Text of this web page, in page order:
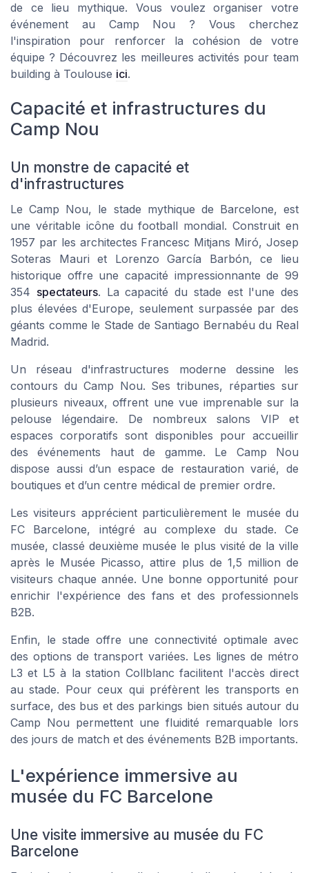
de ce lieu mythique. Vous voulez organiser votre
événement au Camp Nou ? Vous cherchez
l'inspiration pour renforcer la cohésion de votre
équipe ? Découvrez les meilleures activités pour team
building à Toulouse ici.
Capacité et infrastructures du
Camp Nou
Un monstre de capacité et
d'infrastructures
Le Camp Nou, le stade mythique de Barcelone, est
une véritable icône du football mondial. Construit en
1957 par les architectes Francesc Mitjans Miró, Josep
Soteras Mauri et Lorenzo García Barbón, ce lieu
historique offre une capacité impressionnante de 99
354 spectateurs. La capacité du stade est l'une des
plus élevées d'Europe, seulement surpassée par des
géants comme le Stade de Santiago Bernabéu du Real
Madrid.
Un réseau d'infrastructures moderne dessine les
contours du Camp Nou. Ses tribunes, réparties sur
plusieurs niveaux, offrent une vue imprenable sur la
pelouse légendaire. De nombreux salons VIP et
espaces corporatifs sont disponibles pour accueillir
des événements haut de gamme. Le Camp Nou
dispose aussi d’un espace de restauration varié, de
boutiques et d’un centre médical de premier ordre.
Les visiteurs apprécient particulièrement le musée du
FC Barcelone, intégré au complexe du stade. Ce
musée, classé deuxième musée le plus visité de la ville
après le Musée Picasso, attire plus de 1,5 million de
visiteurs chaque année. Une bonne opportunité pour
enrichir l'expérience des fans et des professionnels
B2B.
Enfin, le stade offre une connectivité optimale avec
des options de transport variées. Les lignes de métro
L3 et L5 à la station Collblanc facilitent l'accès direct
au stade. Pour ceux qui préfèrent les transports en
surface, des bus et des parkings bien situés autour du
Camp Nou permettent une fluidité remarquable lors
des jours de match et des événements B2B importants.
L'expérience immersive au
musée du FC Barcelone
Une visite immersive au musée du FC
Barcelone